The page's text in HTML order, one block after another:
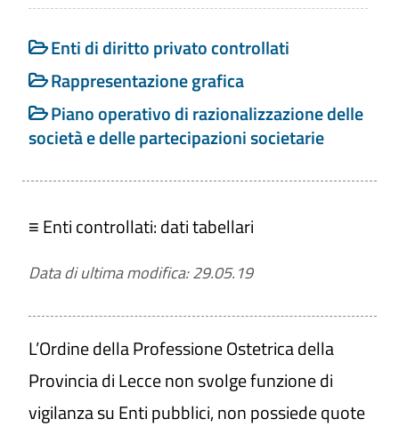
D. Lgs. 14 Marzo 2013 n. 33 Art. 22 -
Obblighi di pubblicazione dei dati
relativi agli enti pubblici vigilati, e agli
enti di diritto privato in controllo
pubblico, nonché alle partecipazioni in
società di diritto privato
Enti di diritto privato controllati
Rappresentazione grafica
Piano operativo di razionalizzazione delle
società e delle partecipazioni societarie
≡ Enti controllati: dati tabellari
Data di ultima modifica: 29.05.19
L’Ordine della Professione Ostetrica della
Provincia di Lecce non svolge funzione di
vigilanza su Enti pubblici, non possiede quote